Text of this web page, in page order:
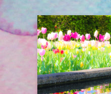
Skip
to
content